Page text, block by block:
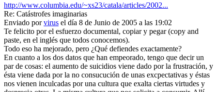
http://www.columbia.edu/~xs23/catala/articles/2002...
Re: Catástrofes imaginarias
Enviado porvirus el día 8 de Junio de 2005 a las 19:02
Te felicito por el esfuerzo documental, copiar y pegar (copy and
paste, en el inglés que todos conocemos).
Todo eso ha mejorado, pero ¿Qué defiendes exactamente?
En cuanto a los dos datos que han empeorado, tengo que decir un
par de cosas: el aumento de suicidios viene dado por la frustración, y
ésta viene dada por la no consucución de unas excpectativas y éstas
nos vienen inculcadas por una cultura que exalta ciertas virtudes y